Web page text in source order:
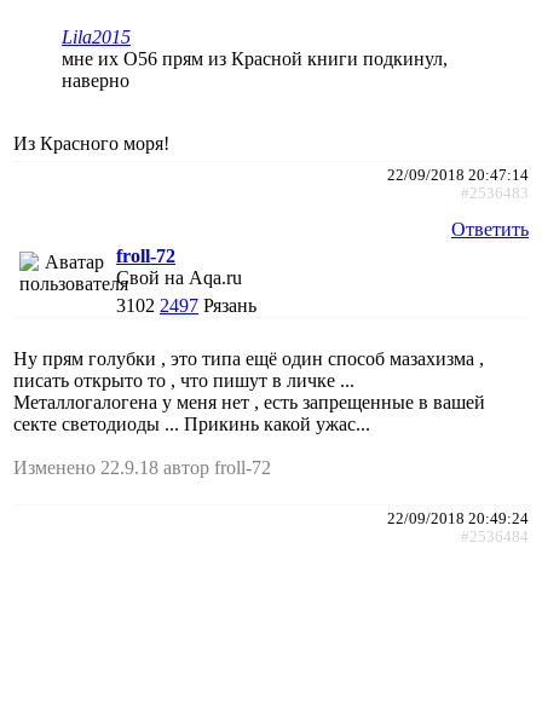
Lila2015
мне их О56 прям из Красной книги подкинул,
наверно
Из Красного моря!
22/09/2018 20:47:14
#2536483
Ответить
froll-72
Свой на Aqa.ru
3102 2497 Рязань
Ну прям голубки , это типа ещё один способ мазахизма ,
писать открыто то , что пишут в личке ...
Металлогалогена у меня нет , есть запрещенные в вашей
секте светодиоды ... Прикинь какой ужас...
Изменено 22.9.18 автор froll-72
22/09/2018 20:49:24
#2536484